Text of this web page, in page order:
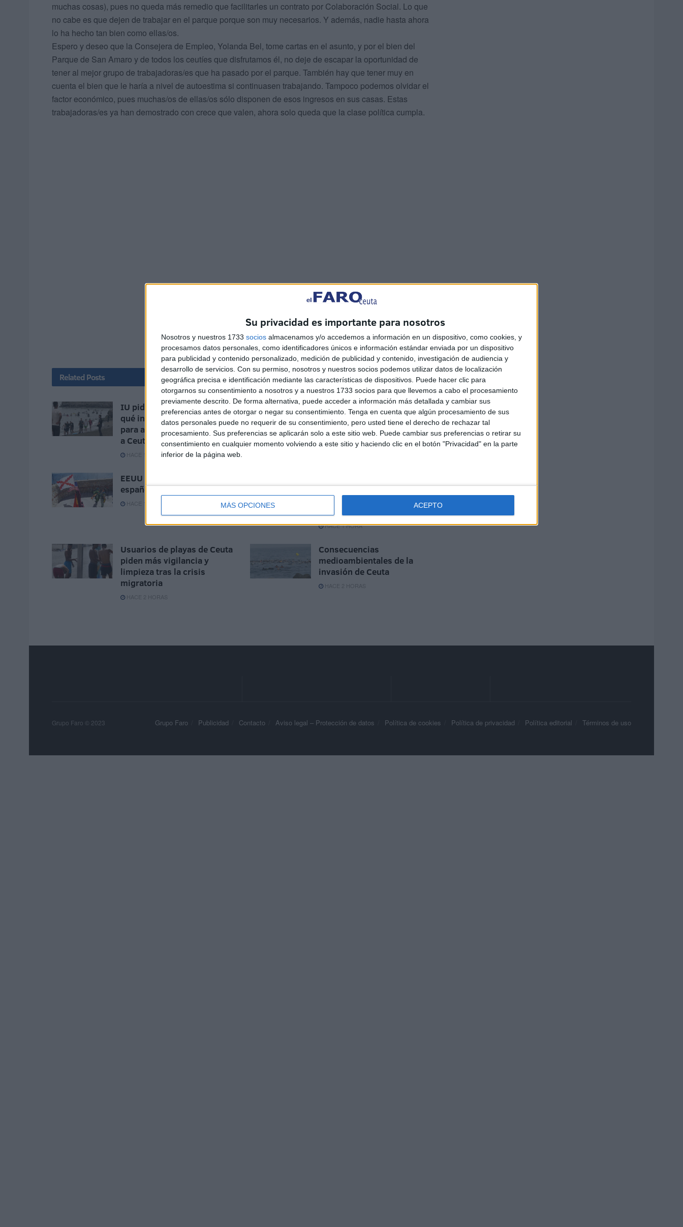
Su privacidad es importante para nosotros
Nosotros y nuestros 1733 socios almacenamos y/o accedemos a información en un dispositivo, como cookies, y
procesamos datos personales, como identificadores únicos e información estándar enviada por un dispositivo
para publicidad y contenido personalizado, medición de publicidad y contenido, investigación de audiencia y
desarrollo de servicios. Con su permiso, nosotros y nuestros socios podemos utilizar datos de localización
geográfica precisa e identificación mediante las características de dispositivos. Puede hacer clic para
otorgarnos su consentimiento a nosotros y a nuestros 1733 socios para que llevemos a cabo el procesamiento
previamente descrito. De forma alternativa, puede acceder a información más detallada y cambiar sus
preferencias antes de otorgar o negar su consentimiento. Tenga en cuenta que algún procesamiento de sus
datos personales puede no requerir de su consentimiento, pero usted tiene el derecho de rechazar tal
procesamiento. Sus preferencias se aplicarán solo a este sitio web. Puede cambiar sus preferencias o retirar su
consentimiento en cualquier momento volviendo a este sitio y haciendo clic en el botón "Privacidad" en la parte
inferior de la página web.
MÁS OPCIONES ACEPTO
muchas cosas), pues no queda más remedio que facilitarles un contrato por Colaboración Social. Lo que
no cabe es que dejen de trabajar en el parque porque son muy necesarios. Y además, nadie hasta ahora
lo ha hecho tan bien como ellas/os.
Espero y deseo que la Consejera de Empleo, Yolanda Bel, tome cartas en el asunto, y por el bien del
Parque de San Amaro y de todos los ceutíes que disfrutamos él, no deje de escapar la oportunidad de
tener al mejor grupo de trabajadoras/es que ha pasado por el parque. También hay que tener muy en
cuenta el bien que le haría a nivel de autoestima si continuasen trabajando. Tampoco podemos olvidar el
factor económico, pues muchas/os de ellas/os sólo disponen de esos ingresos en sus casas. Estas
trabajadoras/es ya han demostrado con crece que valen, ahora solo queda que la clase política cumpla.
Related Posts
IU pide que el CNI explique
qué informes pudo elaborar
para advertir de la avalancha
a Ceuta
HACE 12 MINUTOS
Carta abierta desde Ceuta:
recuperar la confianza antes
de que sea demasiado tarde
HACE 46 MINUTOS
EEUU respalda la soberanía
española de Ceuta y Melilla
HACE 1 HORA
presunta relación con la
inmigrantes en Ceuta
HACE 1 HORA
Usuarios de playas de Ceuta
piden más vigilancia y
limpieza tras la crisis
migratoria
HACE 2 HORAS
Consecuencias
medioambientales de la
invasión de Ceuta
HACE 2 HORAS
Grupo Faro Publicidad Contacto Aviso legal – Protección de datos Política de cookies Política de privacidad Política editorial Términos de uso
Grupo Faro © 2023